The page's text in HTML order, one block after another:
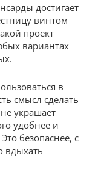
достигает
винтом
проект
вариантах
в
смысл сделать
украшает
удобнее и
безопаснее, с
вдыхать